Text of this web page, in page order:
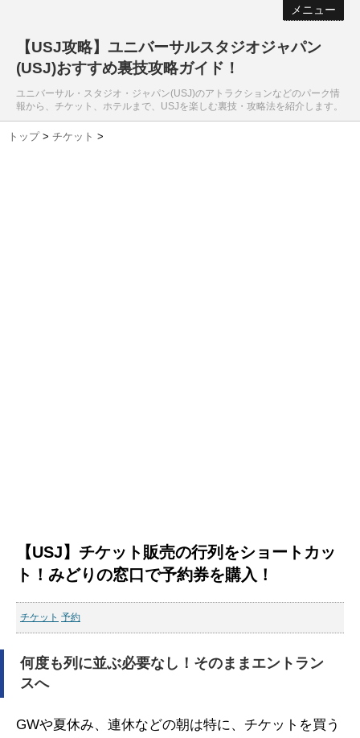
メニュー
【USJ攻略】ユニバーサルスタジオジャパン
(USJ)おすすめ裏技攻略ガイド！
ユニバーサル・スタジオ・ジャパン(USJ)のアトラクションなどのパーク情
報から、チケット、ホテルまで、USJを楽しむ裏技・攻略法を紹介します。
トップ > チケット >
【USJ】チケット販売の行列をショートカッ
ト！みどりの窓口で予約券を購入！
チケット 予約
何度も列に並ぶ必要なし！そのままエントラン
スへ
GWや夏休み、連休などの朝は特に、チケットを買う